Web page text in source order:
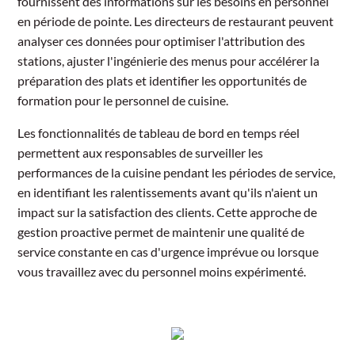
en période de pointe. Les directeurs de restaurant peuvent
analyser ces données pour optimiser l'attribution des
stations, ajuster l'ingénierie des menus pour accélérer la
préparation des plats et identifier les opportunités de
formation pour le personnel de cuisine.
Les fonctionnalités de tableau de bord en temps réel
permettent aux responsables de surveiller les
performances de la cuisine pendant les périodes de service,
en identifiant les ralentissements avant qu'ils n'aient un
impact sur la satisfaction des clients. Cette approche de
gestion proactive permet de maintenir une qualité de
service constante en cas d'urgence imprévue ou lorsque
vous travaillez avec du personnel moins expérimenté.